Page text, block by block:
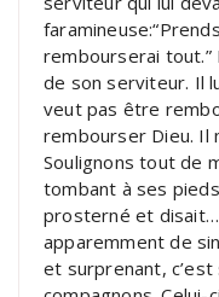
rembourserai tout.”
de son serviteur. Il
veut pas être
rembourser Dieu. Il
Soulignons tout de
tombant à ses
prosterné et disait…
apparemment de
et surprenant,